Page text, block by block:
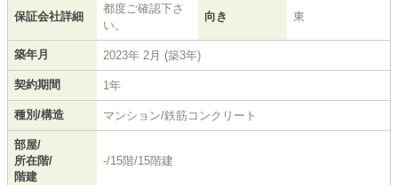
保証会社詳細
都度ご確認下さ
い。
向き 東
築年月 2023年 2月 (築3年)
契約期間 1年
種別/構造 マンション/鉄筋コンクリート
部屋/
所在階/
階建
-/15階/15階建